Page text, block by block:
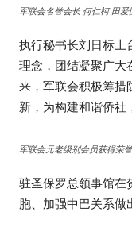
军联会名誉会长 何仁柯 田爱
执行秘书长刘日标上
理念，团结凝聚广大
来，军联会积极筹措
新，为构建和谐侨社
军联会元老级别会员获得荣
驻圣保罗总领事馆在
胞、加强中巴关系做